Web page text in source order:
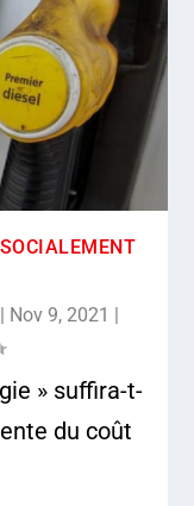
| Nov 9, 2021 |
» suffira-t-
du coût